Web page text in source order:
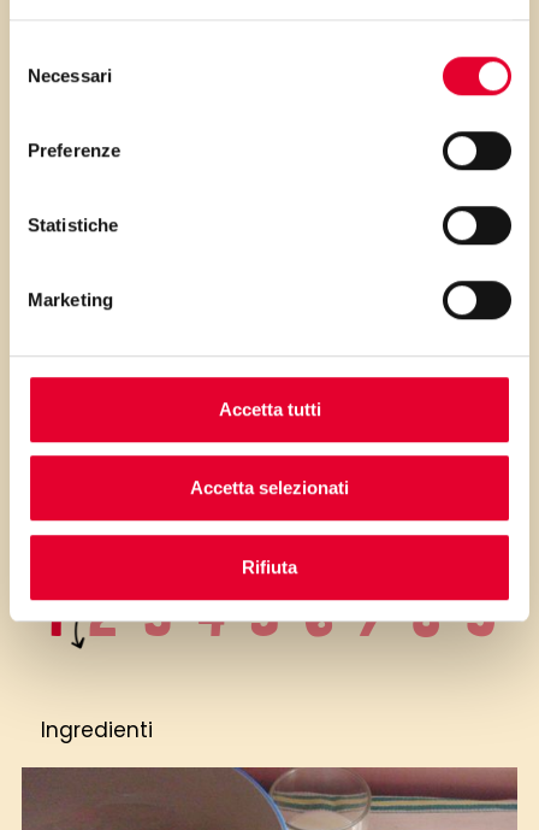
delNecessari
Preferenze
Statistiche
Marketing
Accetta tutti
Accetta selezionati
Rifiuta
Buoni dolci da Veronica e da
PRIMA GLI
INGREDIENTI
...poi clicca sui numeri a lato per scorrere
Ingredienti